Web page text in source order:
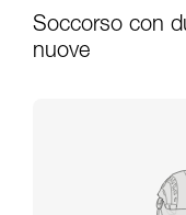
Soccorso con
nuove